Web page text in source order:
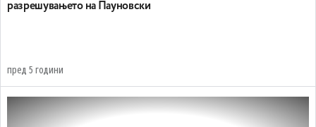
разрешувањето на Пауновски
пред 5 години